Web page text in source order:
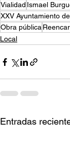
Vialidad Ismael
XXV Ayuntamiento
Obra pública
Local
Entradas